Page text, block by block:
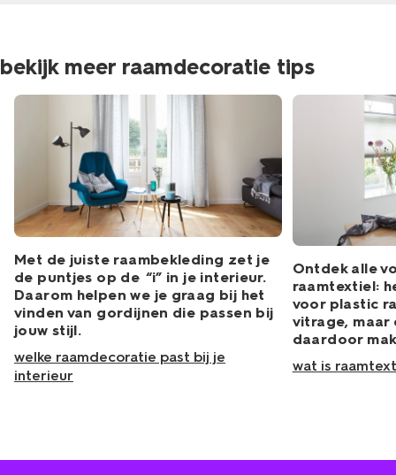
bekijk meer raamdecoratie tips
Met de juiste raambekleding zet je
de puntjes op de “i” in je interieur.
Daarom helpen we je graag bij het
vinden van gordijnen die passen bij
jouw stijl.
welke raamdecoratie past bij je
interieur
Ontdek alle
raamtextiel:
voor plastic
vitrage, maar
daardoor
wat is